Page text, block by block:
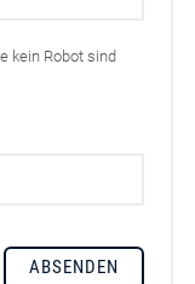
kein Robot sind